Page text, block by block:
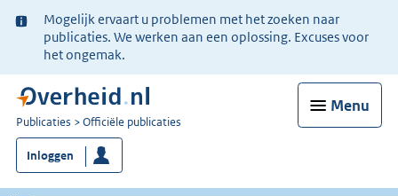
Ter
informatie:
Mogelijk ervaart u problemen met het zoeken naar
publicaties. We werken aan een oplossing. Excuses voor
het ongemak.
Menu
U
bent
nu
hier:
Publicaties Officiële publicaties
Inloggen